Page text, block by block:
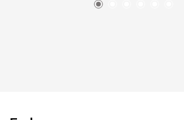
Versatilidade de Construção A área